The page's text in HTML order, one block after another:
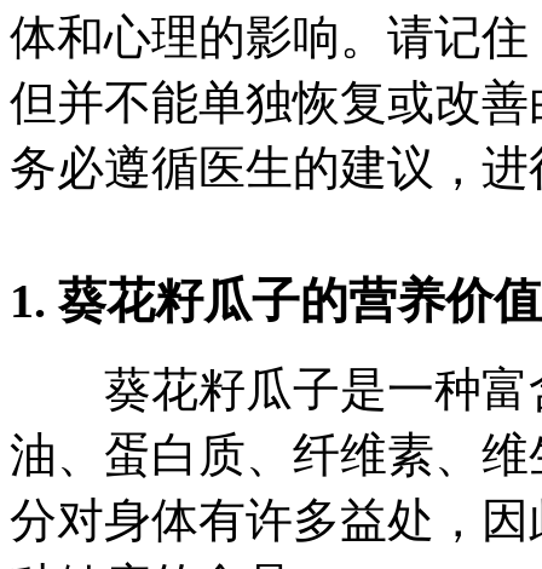
体和心理的影响。请记
但并不能单独恢复或改
务必遵循医生的建议，
1. 葵花籽瓜子的营养价值
葵花籽瓜子是一种富
油、蛋白质、纤维素、
分对身体有许多益处，